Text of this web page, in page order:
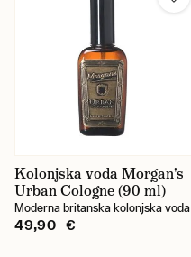
Kolonjska voda Morgan's
Urban Cologne (90 ml)
Moderna britanska kolonjska voda
49,90 €